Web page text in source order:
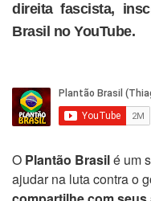
direita fascista,
Brasil no YouTube.
O Plantão Brasilé um
ajudar na luta contra o